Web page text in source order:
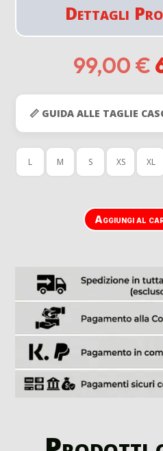
Dettagli
99,00 €
📏 GUIDA ALLE TAGLIE
L M S XS XL
Aggiungi al